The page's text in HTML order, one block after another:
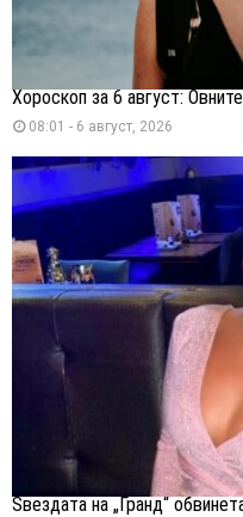
Хороскоп за 6 август:
08:01 - 6 август, 2026
Ѕвездата на „Гранд“